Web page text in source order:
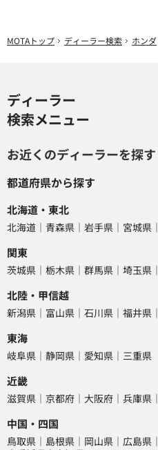
MOTAトップ ディーラー検索 ホンダ
ディーラー
検索メニュー
お近くのディーラーを探す
都道府県から探す
北海道・東北
北海道 青森県 岩手県 宮城県
関東
茨城県 栃木県 群馬県 埼玉県
北陸・甲信越
新潟県 富山県 石川県 福井県
東海
岐阜県 静岡県 愛知県 三重県
近畿
滋賀県 京都府 大阪府 兵庫県
中国・四国
鳥取県 島根県 岡山県 広島県